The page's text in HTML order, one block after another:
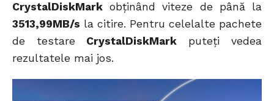
CrystalDiskMarkobținând viteze de până la
3513,99MB/s la citire. Pentru celelalte pachete
de testare CrystalDiskMark puteți vedea
rezultatele mai jos.